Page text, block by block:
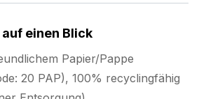
einen Blick
Papier/Pappe
20 PAP), 100% recyclingfähig